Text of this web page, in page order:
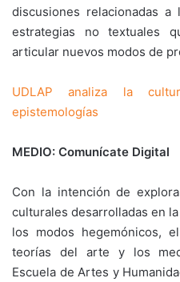
discusiones relacionadas
estrategias no textuales
articular nuevos modos de
UDLAP analiza la
epistemologías
MEDIO: Comunícate Digital
Con la intención de
culturales desarrolladas en
los modos hegemónicos,
teorías del arte y los
Escuela de Artes y